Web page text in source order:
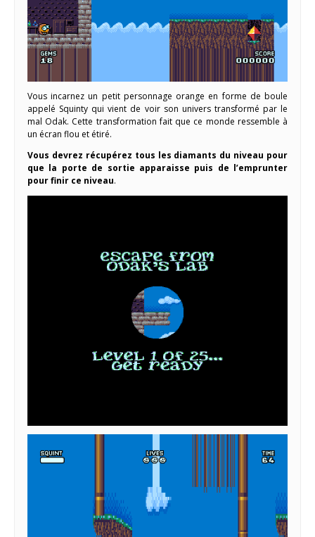
Vous incarnez un petit personnage orange en forme de boule
appelé Squinty qui vient de voir son univers transformé par le
mal Odak. Cette transformation fait que ce monde ressemble à
un écran flou et étiré.
Vous devrez récupérez tous les diamants du niveau pour
que la porte de sortie apparaisse puis de l’emprunter
pour finir ce niveau.